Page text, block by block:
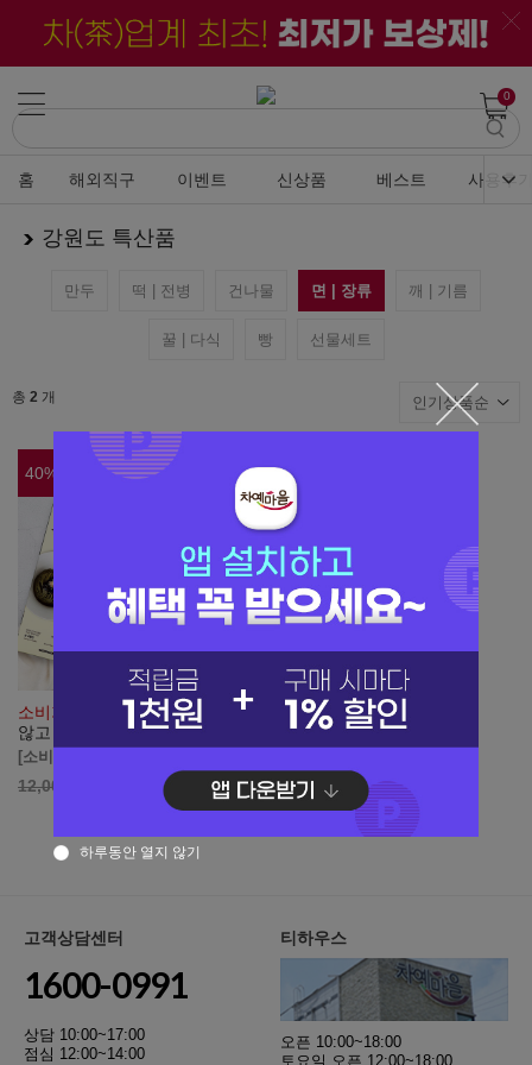
0
홈 해외직구 이벤트 신상품 베스트 사용후
강원도 특산품
만두 떡 | 전병 건나물 면 | 장류 깨 | 기름
꿀 | 다식 빵 선물세트
총 2 개
40%
소비기한 261017평창한끼 삶지
않고 불려먹는 곤드레국수 300g
[소비기한 2026.10.17]
12,000
달콤짭짤 산나물간장 250ml
고객상담센터
1600-0991
상담 10:00~17:00
점심 12:00~14:00
티하우스
오픈 10:00~18:00
토요일 오픈 12:00~18:00
하루동안 열지 않기